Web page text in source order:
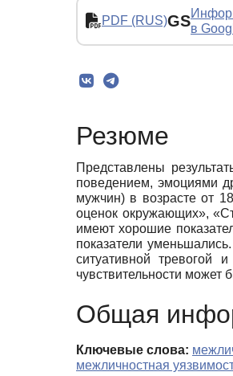
PDF (RUS)GSв
Резюме
Представлены
поведением, эмоциями
мужчин) в возрасте от
оценок окружающих»,
имеют хорошие
показатели
ситуативной тревогой
чувствительности может
Общая
Ключевые слова:
межличностная